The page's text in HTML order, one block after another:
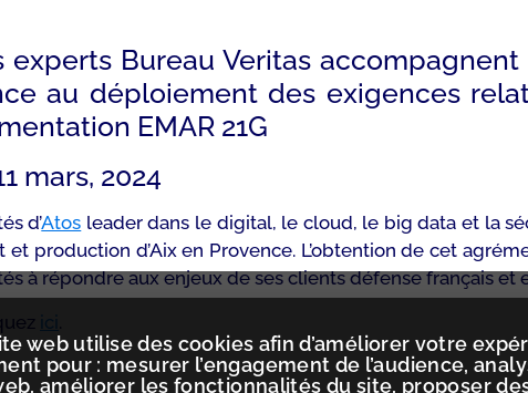
web utilise des cookies afin d’améliorer votre
pour : mesurer l’engagement de l’audience,
améliorer les fonctionnalités du site, proposer
experts Bureau Veritas
au déploiement des exigences
EMAR 21G
mars, 2024
d’Atos leader dans le digital, le cloud, le big data et la
production d’Aix en Provence. L’obtention de cet
à répondre aux enjeux de ses clients défense français et
ici .